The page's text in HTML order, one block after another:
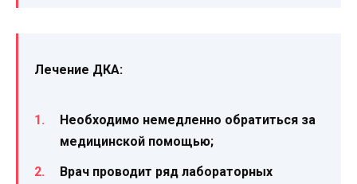
Лечение ДКА:
Необходимо немедленно обратиться за
медицинской помощью;
Врач проводит ряд лабораторных